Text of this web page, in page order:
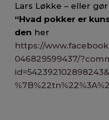
Lars Løkke – eller
“Hvad pokker er
den her
https://
046829599437/